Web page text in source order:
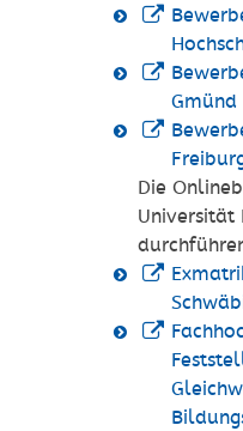
Gmünd
Die
Universität